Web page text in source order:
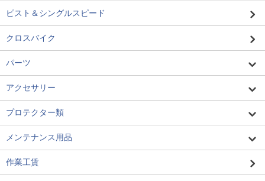
ピスト＆シングルスピード
クロスバイク
パーツ
アクセサリー
プロテクター類
メンテナンス用品
作業工賃